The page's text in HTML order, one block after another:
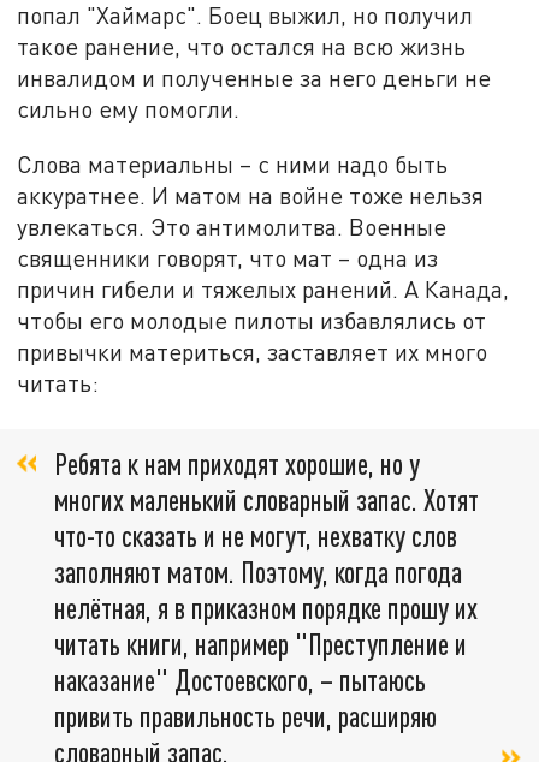
попал "Хаймарс". Боец выжил, но получил
такое ранение, что остался на всю жизнь
инвалидом и полученные за него деньги не
сильно ему помогли.
Слова материальны – с ними надо быть
аккуратнее. И матом на войне тоже нельзя
увлекаться. Это антимолитва. Военные
священники говорят, что мат – одна из
причин гибели и тяжелых ранений. А Канада,
чтобы его молодые пилоты избавлялись от
привычки материться, заставляет их много
читать:
Ребята к нам приходят хорошие, но у
многих маленький словарный запас. Хотят
что-то сказать и не могут, нехватку слов
заполняют матом. Поэтому, когда погода
нелётная, я в приказном порядке прошу их
читать книги, например "Преступление и
наказание" Достоевского, – пытаюсь
привить правильность речи, расширяю
словарный запас.